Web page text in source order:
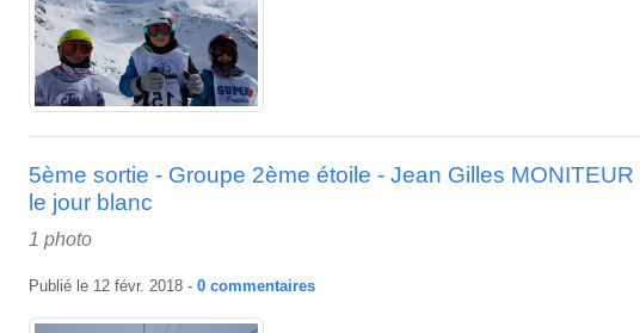
5ème sortie - Groupe 2ème étoile - Jean Gilles
le jour blanc
1 photo
Publié le 12 févr. 2018 - 0 commentaires